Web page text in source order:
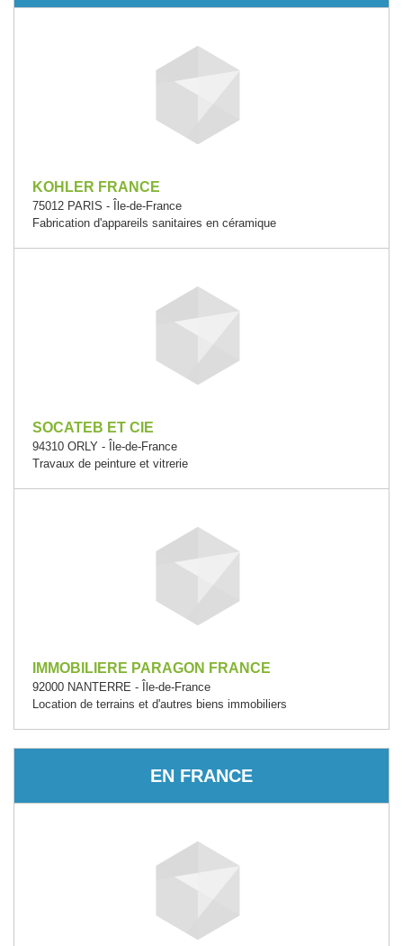
KOHLER FRANCE
75012 PARIS - Île-de-France
Fabrication d'appareils sanitaires en céramique
SOCATEB ET CIE
94310 ORLY - Île-de-France
Travaux de peinture et vitrerie
IMMOBILIERE PARAGON FRANCE
92000 NANTERRE - Île-de-France
Location de terrains et d'autres biens immobiliers
EN FRANCE